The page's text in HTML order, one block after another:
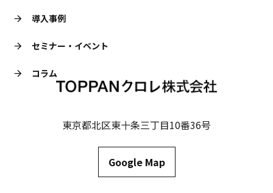
東京都北区東十条三丁目10番36号
Google Map
導入事例
セミナー・イベント
コラム